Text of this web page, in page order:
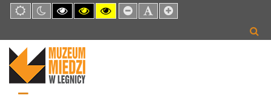
Default
mode
Night
mode
High
Contrast
White
mode
High
Contrast
Yellow
High
Contrast
Black
Set
Smaller
Set
Default
Set
Larger